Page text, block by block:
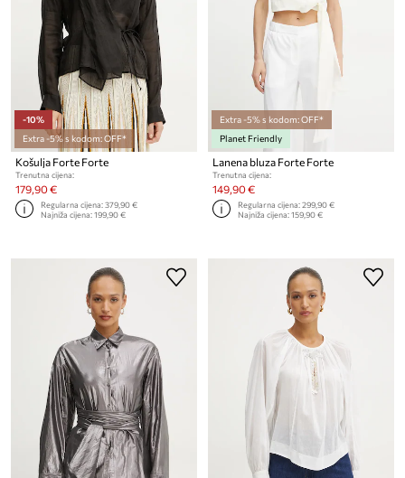
-10%
Extra -5% s kodom: OFF*
Košulja Forte Forte
Trenutna cijena:
179,90 €
Regularna cijena:379,90 €
Najniža cijena:199,90 €
Extra -5% s kodom: OFF*
Planet Friendly
Lanena bluza Forte Forte
Trenutna cijena:
149,90 €
Regularna cijena:299,90 €
Najniža cijena:159,90 €